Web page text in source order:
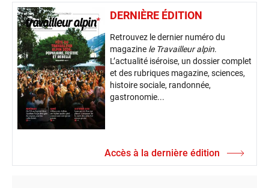
DERNIÈRE ÉDITION
Retrouvez le dernier numéro du
magazine le Travailleur alpin.
L’actualité iséroise, un dossier complet
et des rubriques magazine, sciences,
histoire sociale, randonnée,
gastronomie...
Accès à la dernière édition